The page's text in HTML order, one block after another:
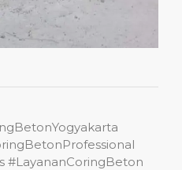
#LayananCoringBeton